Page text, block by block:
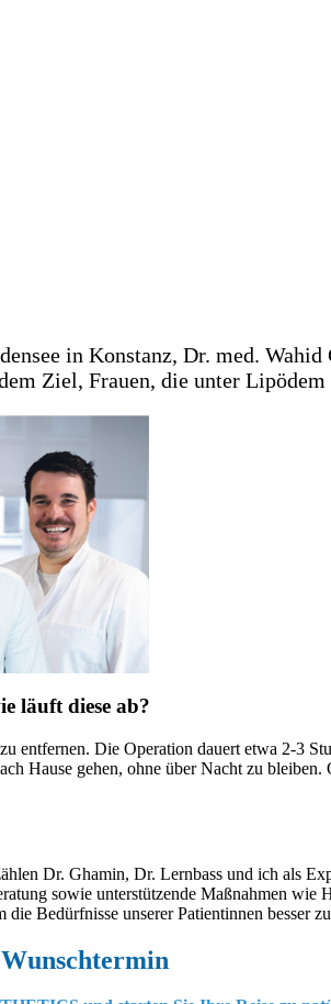
in Konstanz, Dr. med. Wahid
Ziel, Frauen, die unter
läuft diese ab?
entfernen. Die Operation dauert etwa 2-3
Hause gehen, ohne über Nacht zu
Dr. Ghamin, Dr. Lernbass und ich als
sowie unterstützende Maßnahmen wie
Bedürfnisse unserer Patientinnen besser